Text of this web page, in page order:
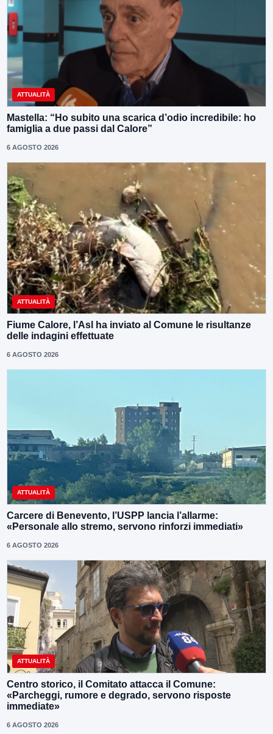
ATTUALITÀ
Mastella: “Ho subito una scarica d’odio incredibile: ho
famiglia a due passi dal Calore”
6 AGOSTO 2026
ATTUALITÀ
Fiume Calore, l’Asl ha inviato al Comune le risultanze
delle indagini effettuate
6 AGOSTO 2026
ATTUALITÀ
Carcere di Benevento, l’USPP lancia l’allarme:
«Personale allo stremo, servono rinforzi immediati»
6 AGOSTO 2026
ATTUALITÀ
Centro storico, il Comitato attacca il Comune:
«Parcheggi, rumore e degrado, servono risposte
immediate»
6 AGOSTO 2026